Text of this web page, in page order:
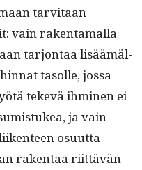
tarvi­taan
vain rak­en­ta­mal­la
tar­jon­taa lisäämäl­
tasolle, jos­sa
tekevä ihmi­nen ei
ja vain
osu­ut­ta
rak­en­taa riit­tävän